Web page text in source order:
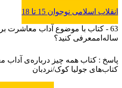
انقلاب اسلامی نوجوان 15 تا 18
63 - کتاب با موضوع آداب معاشرت
ساله‌اممعرفی کنید؟
پاسخ : کتاب‌ همه چیز درباره‌ی آداب
کتاب‌های جولیا کوک/نردبان